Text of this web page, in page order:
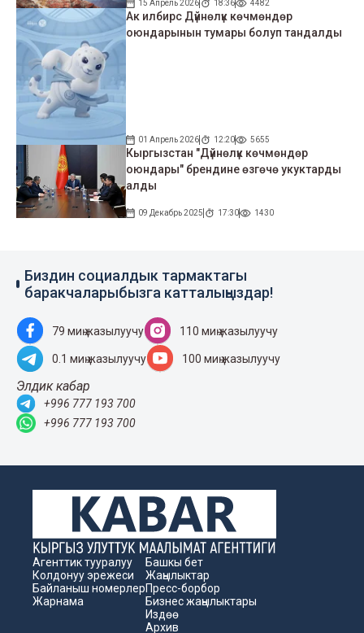
15 Апрель 2026 18:36 4482
Ак илбирс Дүйнөлүк көчмөндөр
оюндарынын тумары болуп тандалды
01 Апрель 2026 12:20 5655
Кыргызстан "Дүйнөлүк көчмөндөр
оюндары" брендине өзгөчө укуктарды
алды
09 Декабрь 2025 17:30 1430
Биздин социалдык тармактагы
баракчаларыбызга катталыңыздар!
79 миң жазылуучу 110 миң жазылуучу
0.1 миң жазылуучу 100 миң жазылуучу
Элдик кабар
+996 777 193 700
+996 777 193 700
Агенттик тууралуу
Колдонуу эрежеси
Байланыш номерлер
Жарнама
Башкы бет
Жаңылыктар
Пресс-борбор
Бизнес жаңылыктары
Издөө
Архив